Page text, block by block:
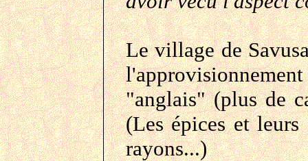
Le village de
"anglais" (plus de
(Les épices et leurs
rayons...)